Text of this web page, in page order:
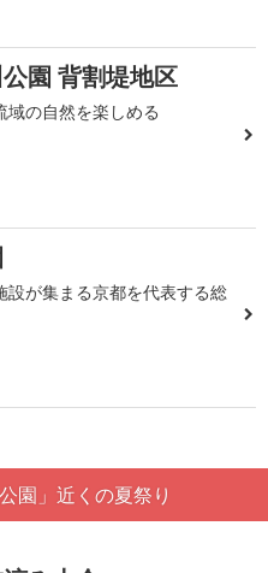
園 背割堤地区
域の自然を楽しめる
設が集まる京都を代表する総
園」近くの夏祭り